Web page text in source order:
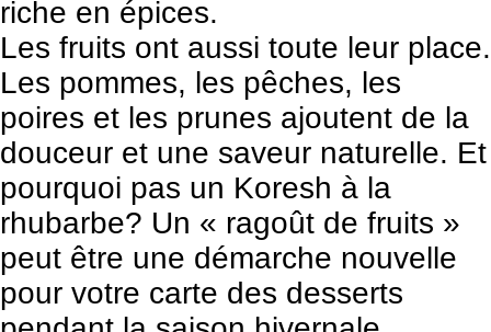
riche en épices.
Les fruits ont aussi toute leur place.
Les pommes, les pêches, les
poires et les prunes ajoutent de la
douceur et une saveur naturelle. Et
pourquoi pas un Koresh à la
rhubarbe? Un « ragoût de fruits »
peut être une démarche nouvelle
pour votre carte des desserts